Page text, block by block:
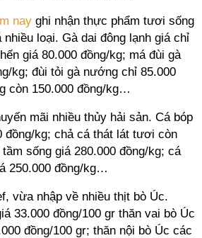
nay ghi nhận thực phẩm tươi sống
loại. Gà dai đông lạnh giá chỉ
giá 80.000 đồng/kg; má đùi gà
kg; đùi tỏi gà nướng chỉ 85.000
còn 150.000 đồng/kg…
mãi nhiều thủy hải sản. Cá bóp
đồng/kg; chả cá thát lát tươi còn
sống giá 280.000 đồng/kg; cá
250.000 đồng/kg…
vừa nhập về nhiều thịt bò Úc.
33.000 đồng/100 gr thăn vai bò Úc
đồng/100 gr; thăn nội bò Úc các